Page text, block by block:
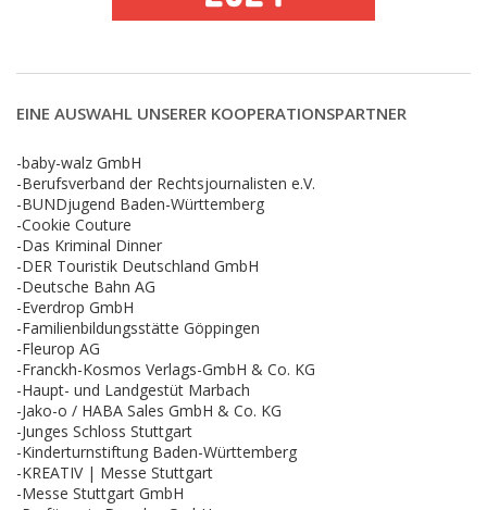
EINE AUSWAHL UNSERER KOOPERATIONSPARTNER
-baby-walz GmbH
-Berufsverband der Rechtsjournalisten e.V.
-BUNDjugend Baden-Württemberg
-Cookie Couture
-Das Kriminal Dinner
-DER Touristik Deutschland GmbH
-Deutsche Bahn AG
-Everdrop GmbH
-Familienbildungsstätte Göppingen
-Fleurop AG
-Franckh-Kosmos Verlags-GmbH & Co. KG
-Haupt- und Landgestüt Marbach
-Jako-o / HABA Sales GmbH & Co. KG
-Junges Schloss Stuttgart
-Kinderturnstiftung Baden-Württemberg
-KREATIV | Messe Stuttgart
-Messe Stuttgart GmbH